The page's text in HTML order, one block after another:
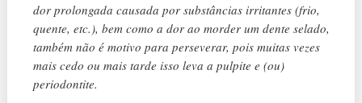
dor prolongada causada por substâncias irritantes (frio,
quente, etc.), bem como a dor ao morder um dente selado,
também não é motivo para perseverar, pois muitas vezes
mais cedo ou mais tarde isso leva a pulpite e (ou)
periodontite.